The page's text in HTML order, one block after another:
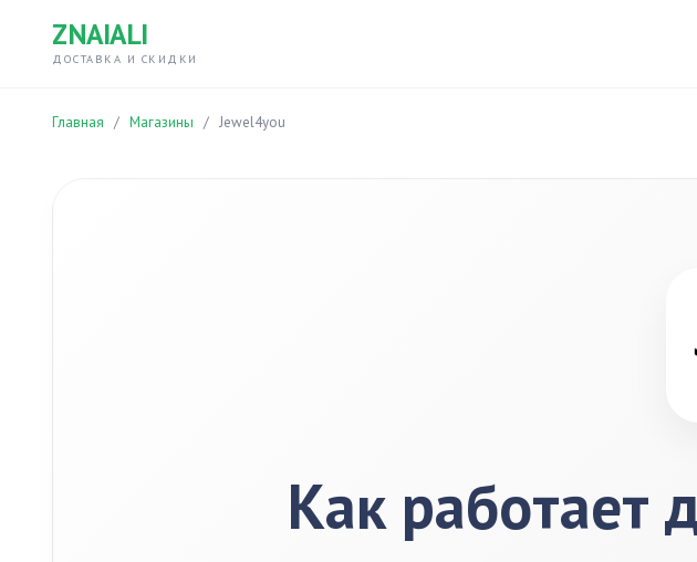
ZNAIALI
ДОСТАВКА И СКИДКИ
Главная / Магазины / Jewel4you
Как работает